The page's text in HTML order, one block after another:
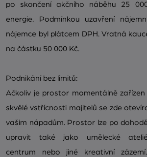
po skončení akčního náběhu 25
energie. Podmínkou uzavření
nájemce byl plátcem DPH. Vratná
na částku 50 000 Kč.
Podnikání bez limitů:
Ačkoliv je prostor momentálně
skvělé vstřícnosti majitelů se zde
vašim nápadům. Prostor lze po
upravit také jako umělecké
centrum nebo jiné kreativní